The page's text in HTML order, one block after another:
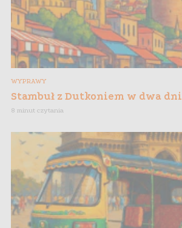
WYPRAWY
Stambuł z Dutkoniem w dwa dni
8 minut czytania